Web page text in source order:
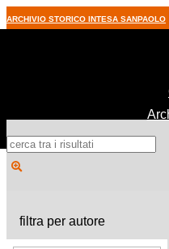
ARCHIVIO STORICO INTESA SANPAOLO
filtra per autore